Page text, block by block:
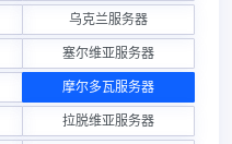
乌克兰服务器
塞尔维亚服务器
摩尔多瓦服务器
拉脱维亚服务器